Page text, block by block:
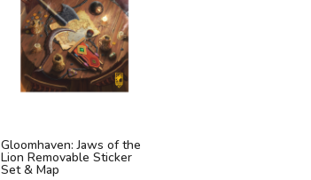
Gloomhaven: Jaws of the
Lion Removable Sticker
Set & Map